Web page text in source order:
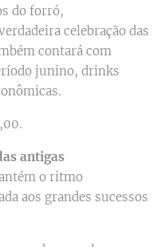
do forró,
celebração das
contará com
junino, drinks
antigas
o ritmo
aos grandes sucessos